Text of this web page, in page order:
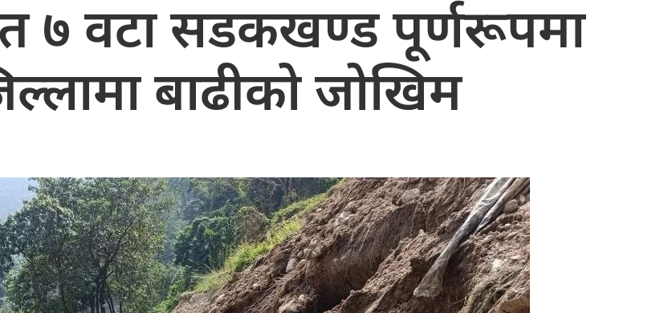
७ वटा सडकखण्ड पूर्णरूपमा
बाढीको जोखिम